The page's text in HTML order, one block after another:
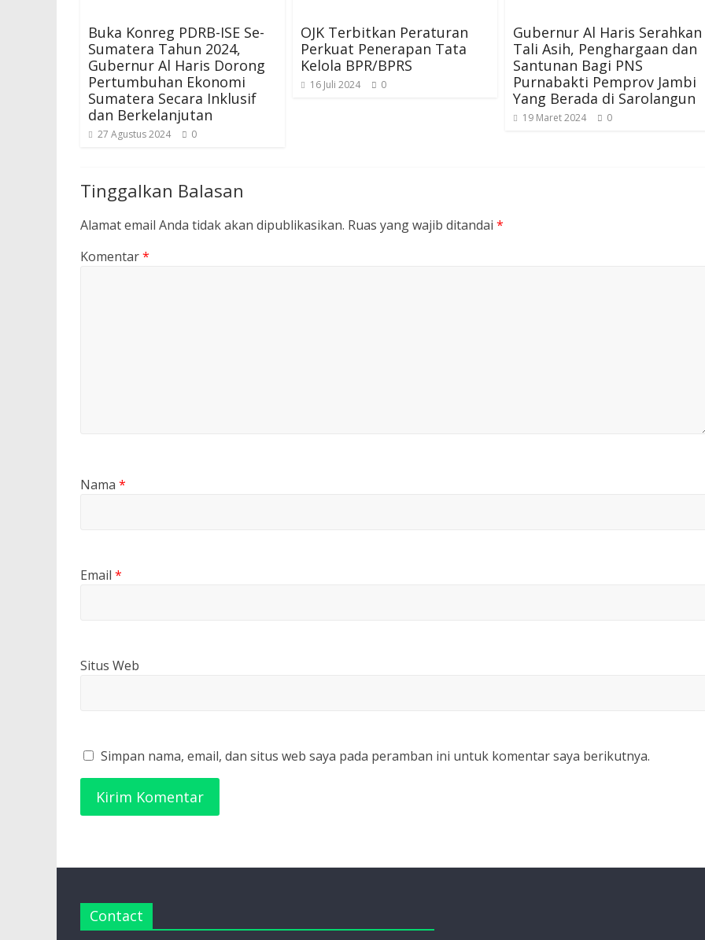
Buka Konreg PDRB-ISE Se-
Sumatera Tahun 2024,
Gubernur Al Haris Dorong
Pertumbuhan Ekonomi
Sumatera Secara Inklusif
dan Berkelanjutan
27 Agustus 2024 0
OJK Terbitkan Peraturan
Perkuat Penerapan Tata
Kelola BPR/BPRS
16 Juli 2024 0
Gubernur Al Haris Serahkan
Tali Asih, Penghargaan dan
Santunan Bagi PNS
Purnabakti Pemprov Jambi
Yang Berada di Sarolangun
19 Maret 2024 0
Tinggalkan Balasan
Alamat email Anda tidak akan dipublikasikan. Ruas yang wajib ditandai *
Komentar*
Nama *
Email *
Situs Web
Simpan nama, email, dan situs web saya pada peramban ini untuk komentar saya berikutnya.
Contact